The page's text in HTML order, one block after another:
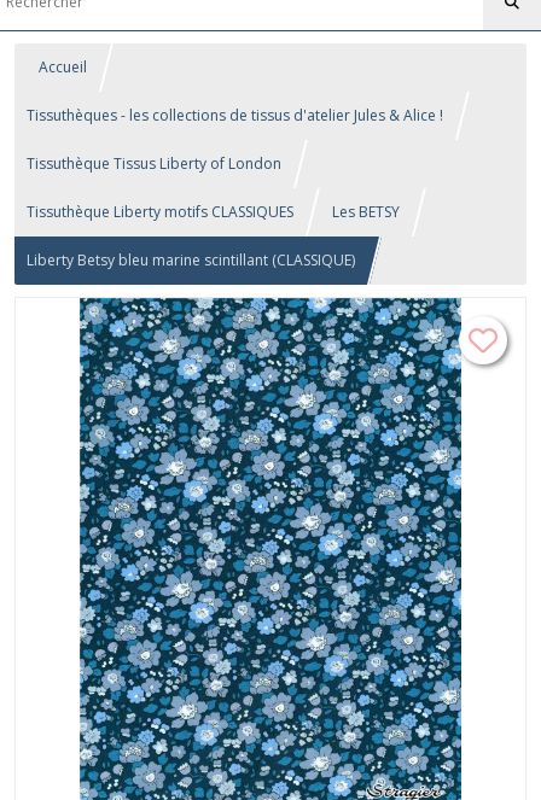
Accueil
Tissuthèques - les collections de tissus d'atelier Jules & Alice !
Tissuthèque Tissus Liberty of London
Tissuthèque Liberty motifs CLASSIQUES Les BETSY
Liberty Betsy bleu marine scintillant (CLASSIQUE)